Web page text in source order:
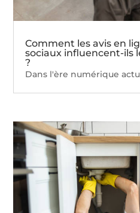
Comment les avis en
sociaux influencent-ils
?
Dans l'ère numérique